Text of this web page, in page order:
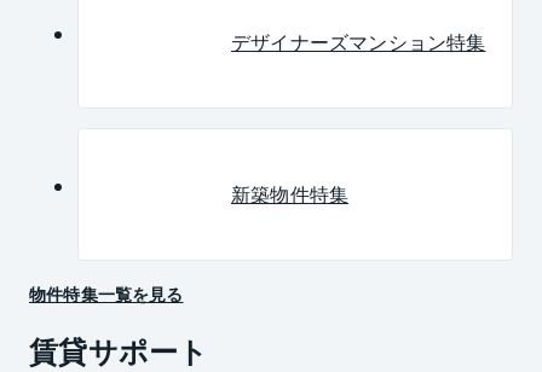
デザイナーズマンション特集
新築物件特集
物件特集一覧を見る
賃貸サポート